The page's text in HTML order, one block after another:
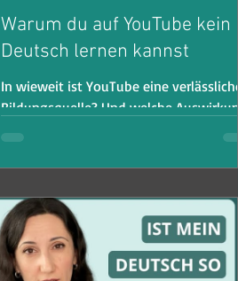
Warum du auf YouTube kein
Deutsch lernen kannst
In wieweit ist YouTube eine verlässliche
Bildungsquelle? Und welche Auswirkung
hat das auf deinen gefühlten und